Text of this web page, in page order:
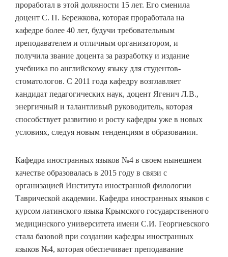
проработал в этой должности 15 лет. Его сменила
доцент С. П. Бережкова, которая проработала на
кафедре более 40 лет, будучи требовательным
преподавателем и отличным организатором, и
получила звание доцента за разработку и издание
учебника по английскому языку для студентов-
стоматологов. С 2011 года кафедру возглавляет
кандидат педагогических наук, доцент Ягенич Л.В.,
энергичный и талантливый руководитель, которая
способствует развитию и росту кафедры уже в новых
условиях, следуя новым тенденциям в образовании.
Кафедра иностранных языков №4 в своем нынешнем
качестве образовалась в 2015 году в связи с
организацией Института иностранной филологии
Таврической академии. Кафедра иностранных языков с
курсом латинского языка Крымского государственного
медицинского университета имени С.И. Георгиевского
стала базовой при создании кафедры иностранных
языков №4, которая обеспечивает преподавание